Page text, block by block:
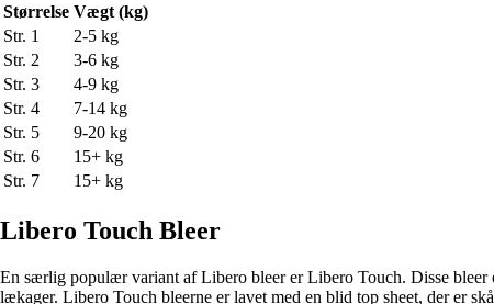
Størrelse Vægt (kg)
Str. 1
2-5 kg
Str. 2
3-6 kg
Str. 3
4-9 kg
Str. 4
7-14 kg
Str. 5
9-20 kg
Str. 6
15+ kg
Str. 7
15+ kg
Libero Touch Bleer
En særlig populær variant af Libero bleer er Libero Touch. Disse
lækager. Libero Touch bleerne er lavet med en blid top sheet, der er